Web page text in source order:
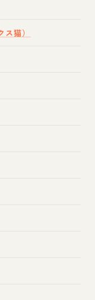
猫）